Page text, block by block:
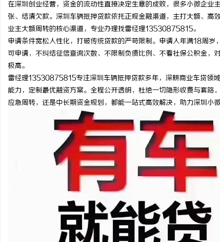
在深圳创业经营，资金的流动性直接决定生意的成败，很多小微企
张、结清欠款。深圳车辆抵押贷款依托正规金融渠道，主打大额、
业主大额周转的核心渠道，专业办理找雷经理13530875815。
申请条件宽松人性化，打破传统贷款的严苛限制。申请人年满18周
可申请，不纠结征信查询次数、不限制负债比例、不看社保公积金
极高。
雷经理13530875815专注深圳车辆抵押贷款多年，深耕商业车贷领
能力，定制最优融资方案。全程公开透明，杜绝一切隐形收费与套
应急周转，还是中长期资金规划，都能一站式高效解决，助力深圳小